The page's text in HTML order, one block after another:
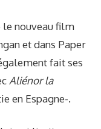
le nouveau film
et dans Paper
fait ses
Aliénor la
en Espagne-.